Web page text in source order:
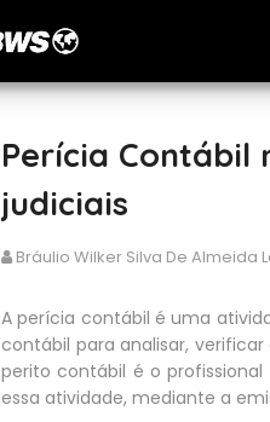
Perícia Contábil
judiciais
Bráulio Wilker Silva De Almeida
A perícia contábil é uma
contábil para analisar,
perito contábil é o profissional
essa atividade, mediante a